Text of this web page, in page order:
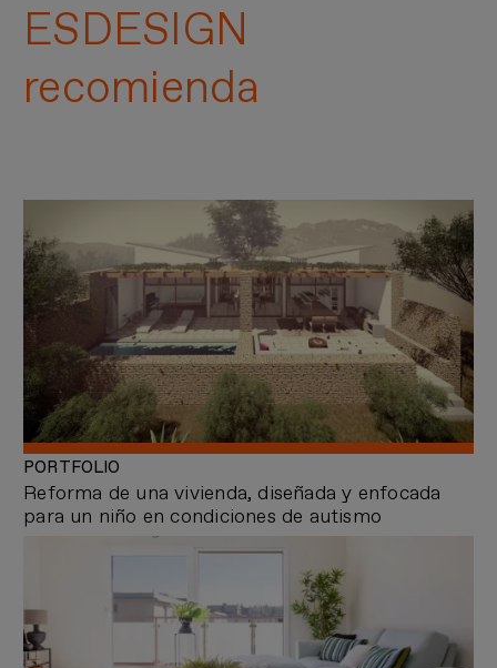
ESDESIGN
recomienda
Reforma de una vivienda, diseñada y enfocada
para un niño en condiciones de autismo
PORTFOLIO